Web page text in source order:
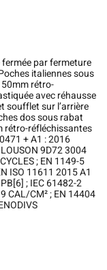
par fermeture
italiennes sous
rétro-
avec réhausse
soufflet sur l’arrière
dos sous rabat
rétro-réfléchissantes
+ A1 : 2016
9D72 3004
; EN 1149-5
ISO 11611 2015 A1
; IEC 61482-2
CAL/CM² ; EN 14404